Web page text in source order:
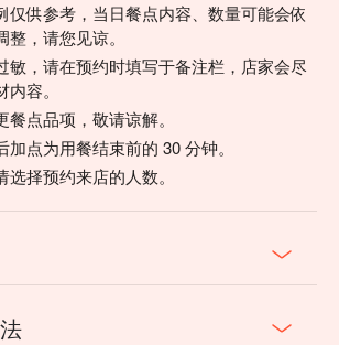
仅供参考，当日餐点内容、数量可能会依
，请您见谅。
敏，请在预约时填写于备注栏，店家会尽
容。
点品项，敬请谅解。
点为用餐结束前的 30 分钟。
择预约来店的人数。